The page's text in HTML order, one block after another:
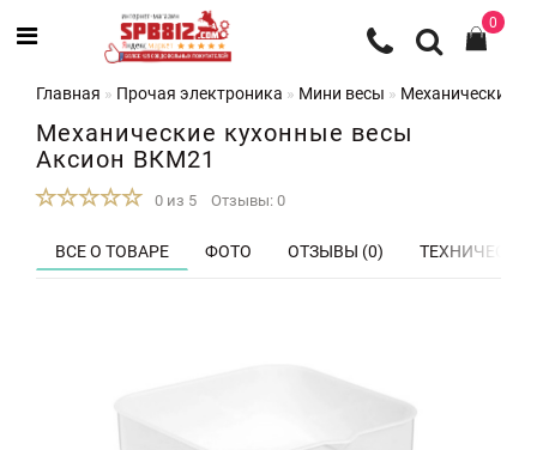
0
Главная Прочая электроника Мини весы Механические
Механические кухонные весы
Аксион ВКМ21
0 из 5 Отзывы: 0
ВСЕ О ТОВАРЕ ФОТО ОТЗЫВЫ (0)